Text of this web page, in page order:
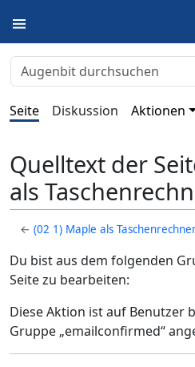
Seite Diskussion Aktionen
Quelltext der
als
←(02 1) Maple als
Du bist aus dem folgenden
Seite zu bearbeiten:
Diese Aktion ist auf Benutzer
Gruppe „emailconfirmed“